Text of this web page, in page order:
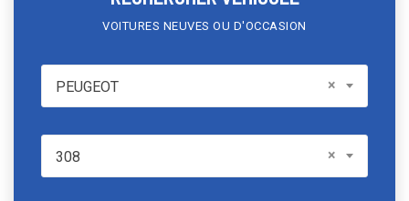
VOITURES NEUVES OU D'OCCASION
PEUGEOT ×
PEUGEOT
Model ×
308